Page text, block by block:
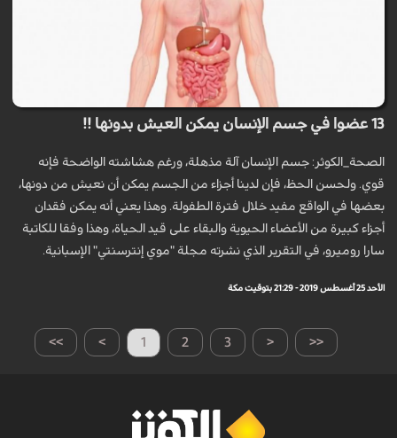
13 عضوا في جسم الإنسان يمكن العيش بدونها !!
الصحة_الكوثر: جسم الإنسان آلة مذهلة، ورغم هشاشته الواضحة فإنه
قوي. ولحسن الحظ، فإن لدينا أجزاء من الجسم يمكن أن نعيش من دونها،
بعضها في الواقع مفيد خلال فترة الطفولة. وهذا يعني أنه يمكن فقدان
أجزاء كبيرة من الأعضاء الحيوية والبقاء على قيد الحياة، وهذا وفقا للكاتبة
سارا روميرو، في التقرير الذي نشرته مجلة "موي إنترسنتي" الإسبانية.
الأحد 25 أغسطس 2019 - 21:29 بتوقيت مكة
>> > 1 2 3 < <<